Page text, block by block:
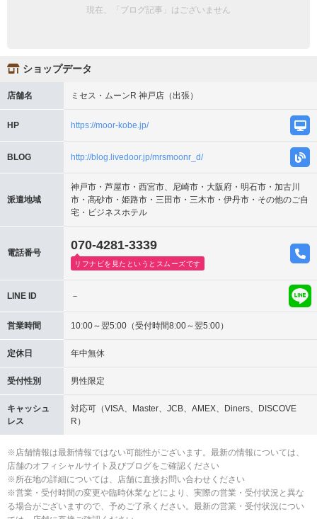
現在、「ブログ記事」はございません
ショップデータ
店舗名 ミセス・ムーンR 神戸店（出張）
HP https://moor-kobe.jp/
BLOG http://blog.livedoor.jp/mrsmoonr_d/
派遣地域
神戸市・芦屋市・西宮市、尼崎市・大阪府・明石市・加古川
市・高砂市・姫路市・三田市・三木市・伊丹市・その他のご自
宅・ビジネスホテル
電話番号
070-4281-3339
リフナビを見たというとスムーズです
LINE ID －
営業時間 10:00～翌5:00（受付時間8:00～翌5:00）
定休日 年中無休
受付性別 男性限定
キャッシュ
レス
対応可（VISA、Master、JCB、AMEX、Diners、DISCOVE
R）
※店舗情報は最新情報ではない可能性がございます。最新の情報については、
店舗のオフィシャルサイト及びブログをご確認ください
※所在地の詳細については、店舗に直接お問い合わせください
※営業・受付時間の変更や臨時休業などにより、実際の営業・受付状況と異な
る場合がございますので、予めご了承ください。最新の営業・受付状況につい